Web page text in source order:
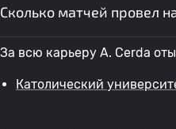
Сколько матчей провел
За всю карьеру A. Cerda
Католический